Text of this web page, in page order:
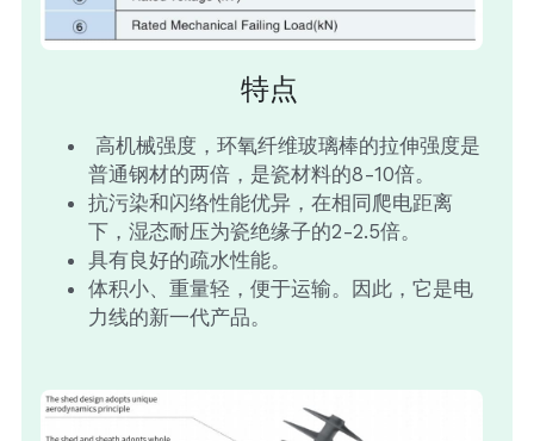
复合通用绝缘子
线路柱式绝缘子
线轴绝缘子
针式绝缘子
绝缘穿刺线夹
Français
特点
普通钢材的两倍，是瓷材料的8-10倍。
抗污染和闪络性能优异，在相同爬电距离
下，湿态耐压为瓷绝缘子的2-2.5倍。
具有良好的疏水性能。
体积小、重量轻，便于运输。因此，它是电
力线的新一代产品。